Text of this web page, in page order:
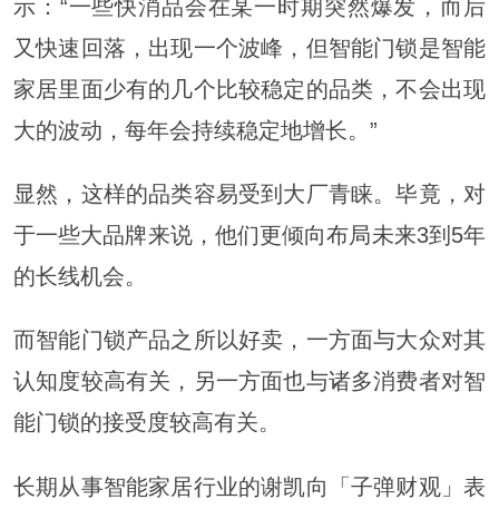
示：“一些快消品会在某一时期突然爆发，而后
又快速回落，出现一个波峰，但智能门锁是智能
家居里面少有的几个比较稳定的品类，不会出现
大的波动，每年会持续稳定地增长。”
显然，这样的品类容易受到大厂青睐。毕竟，对
于一些大品牌来说，他们更倾向布局未来3到5年
的长线机会。
而智能门锁产品之所以好卖，一方面与大众对其
认知度较高有关，另一方面也与诸多消费者对智
能门锁的接受度较高有关。
长期从事智能家居行业的谢凯向「子弹财观」表